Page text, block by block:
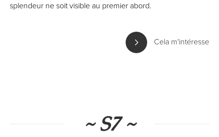
splendeur ne soit visible au premier abord.
Cela m'intéresse
~ S7 ~